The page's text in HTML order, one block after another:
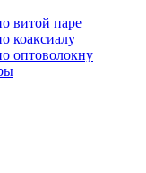
витой паре
коаксиалу
оптоволокну